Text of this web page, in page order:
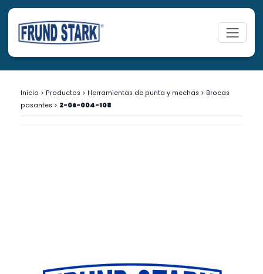
Inicio > Productos > Herramientas de punta y mechas > Brocas
pasantes > 2-06-004-108